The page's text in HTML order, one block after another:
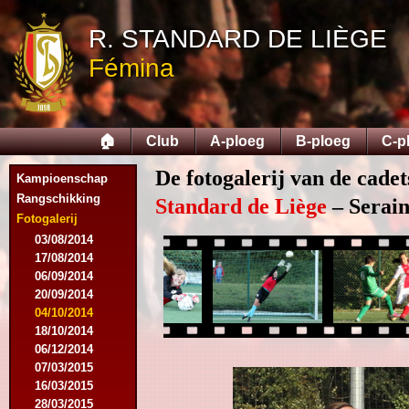
R. STANDARD DE LIÈGE
Fémina
🏠 Club A-ploeg B-ploeg C-
Kampioenschap
Rangschikking
Fotogalerij
03/08/2014
17/08/2014
06/09/2014
20/09/2014
04/10/2014
18/10/2014
06/12/2014
07/03/2015
16/03/2015
28/03/2015
De fotogalerij van de
Standard de Liège–